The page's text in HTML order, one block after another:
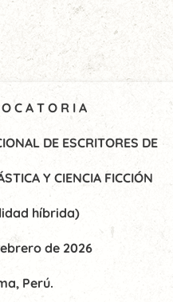
C A T O R I A
DE ESCRITORES DE
Y CIENCIA FICCIÓN
híbrida)
de 2026
Perú.